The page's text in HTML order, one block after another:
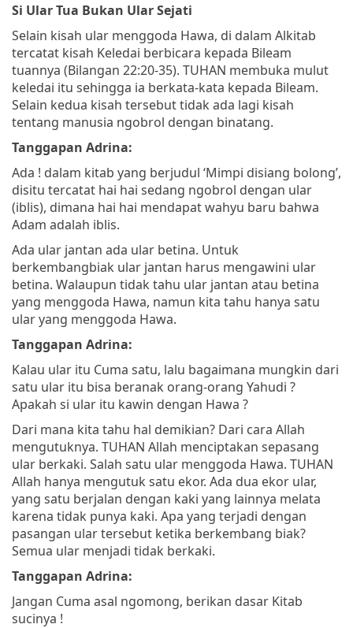
Si Ular Tua Bukan Ular Sejati
Selain kisah ular menggoda Hawa, di dalam Alkitab
tercatat kisah Keledai berbicara kepada Bileam
tuannya (Bilangan 22:20-35). TUHAN membuka mulut
keledai itu sehingga ia berkata-kata kepada Bileam.
Selain kedua kisah tersebut tidak ada lagi kisah
tentang manusia ngobrol dengan binatang.
Tanggapan Adrina:
Ada ! dalam kitab yang berjudul ‘Mimpi disiang bolong’,
disitu tercatat hai hai sedang ngobrol dengan ular
(iblis), dimana hai hai mendapat wahyu baru bahwa
Adam adalah iblis.
Ada ular jantan ada ular betina. Untuk
berkembangbiak ular jantan harus mengawini ular
betina. Walaupun tidak tahu ular jantan atau betina
yang menggoda Hawa, namun kita tahu hanya satu
ular yang menggoda Hawa.
Tanggapan Adrina:
Kalau ular itu Cuma satu, lalu bagaimana mungkin dari
satu ular itu bisa beranak orang-orang Yahudi ?
Apakah si ular itu kawin dengan Hawa ?
Dari mana kita tahu hal demikian? Dari cara Allah
mengutuknya. TUHAN Allah menciptakan sepasang
ular berkaki. Salah satu ular menggoda Hawa. TUHAN
Allah hanya mengutuk satu ekor. Ada dua ekor ular,
yang satu berjalan dengan kaki yang lainnya melata
karena tidak punya kaki. Apa yang terjadi dengan
pasangan ular tersebut ketika berkembang biak?
Semua ular menjadi tidak berkaki.
Tanggapan Adrina:
Jangan Cuma asal ngomong, berikan dasar Kitab
sucinya !